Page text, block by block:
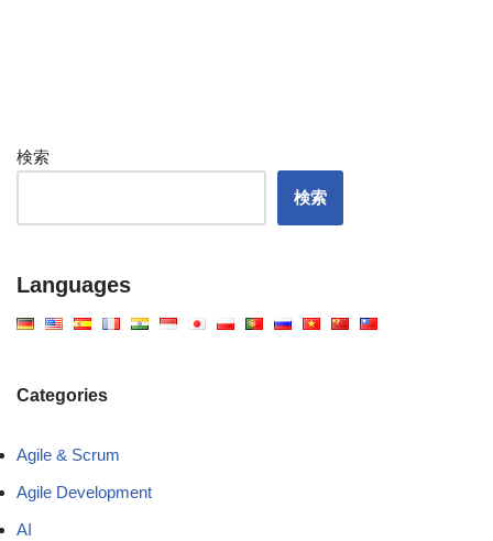
検索
検索
Languages
Categories
Agile & Scrum
Agile Development
AI